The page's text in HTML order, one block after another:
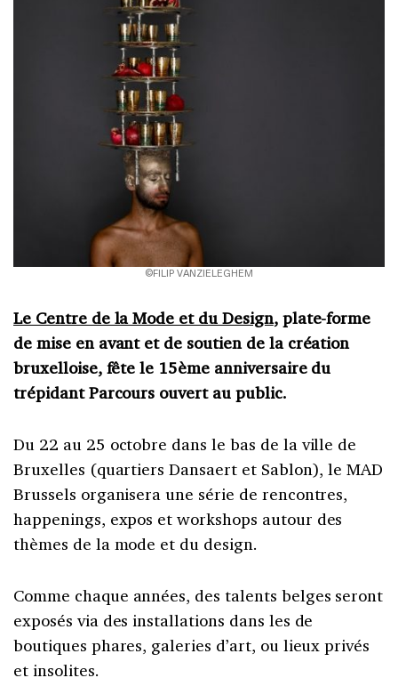
©FILIP VANZIELEGHEM
Le Centre de la Mode et du Design, plate-forme
de mise en avant et de soutien de la création
bruxelloise, fête le 15ème anniversaire du
trépidant Parcours ouvert au public.
Du 22 au 25 octobre dans le bas de la ville de
Bruxelles (quartiers Dansaert et Sablon), le MAD
Brussels organisera une série de rencontres,
happenings, expos et workshops autour des
thèmes de la mode et du design.
Comme chaque années, des talents belges seront
exposés via des installations dans les de
boutiques phares, galeries d’art, ou lieux privés
et insolites.